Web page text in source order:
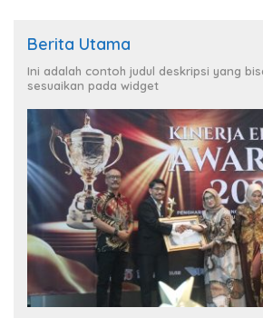
Berita Utama
Ini adalah contoh judul deskripsi yang
sesuaikan pada widget